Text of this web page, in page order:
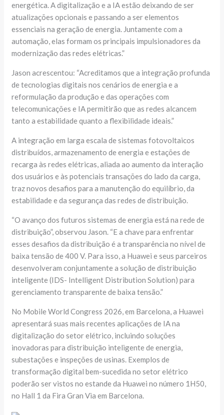
energética. A digitalização e a IA estão deixando de ser
atualizações opcionais e passando a ser elementos
essenciais na geração de energia. Juntamente com a
automação, elas formam os principais impulsionadores da
modernização das redes elétricas.”
Jason acrescentou: “Acreditamos que a integração profunda
de tecnologias digitais nos cenários de energia e a
reformulação da produção e das operações com
telecomunicações e IA permitirão que as redes alcancem
tanto a estabilidade quanto a flexibilidade ideais.”
A integração em larga escala de sistemas fotovoltaicos
distribuídos, armazenamento de energia e estações de
recarga às redes elétricas, aliada ao aumento da interação
dos usuários e às potenciais transações do lado da carga,
traz novos desafios para a manutenção do equilíbrio, da
estabilidade e da segurança das redes de distribuição.
“O avanço dos futuros sistemas de energia está na rede de
distribuição”, observou Jason. “E a chave para enfrentar
esses desafios da distribuição é a transparência no nível de
baixa tensão de 400 V. Para isso, a Huawei e seus parceiros
desenvolveram conjuntamente a solução de distribuição
inteligente (IDS- Intelligent Distribution Solution) para
gerenciamento transparente de baixa tensão.”
No Mobile World Congress 2026, em Barcelona, ​​a Huawei
apresentará suas mais recentes aplicações de IA na
digitalização do setor elétrico, incluindo soluções
inovadoras para distribuição inteligente de energia,
subestações e inspeções de usinas. Exemplos de
transformação digital bem-sucedida no setor elétrico
poderão ser vistos no estande da Huawei no número 1H50,
no Hall 1 da Fira Gran Via em Barcelona.